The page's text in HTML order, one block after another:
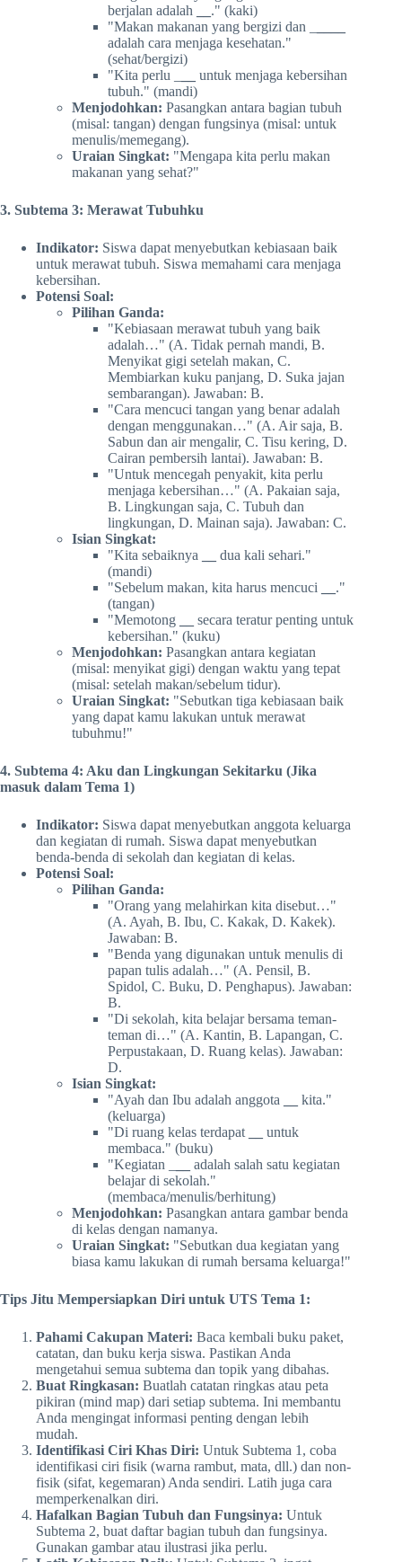
berjalan adalah
." (kaki)
"Makan makanan yang bergizi dan _
adalah cara menjaga kesehatan."
(sehat/bergizi)
"Kita perlu _
untuk menjaga kebersihan
tubuh." (mandi)
Menjodohkan: Pasangkan antara bagian tubuh
(misal: tangan) dengan fungsinya (misal: untuk
menulis/memegang).
Uraian Singkat: "Mengapa kita perlu makan
makanan yang sehat?"
3. Subtema 3: Merawat Tubuhku
Indikator: Siswa dapat menyebutkan kebiasaan baik
untuk merawat tubuh. Siswa memahami cara menjaga
kebersihan.
Potensi Soal:
Pilihan Ganda:
"Kebiasaan merawat tubuh yang baik
adalah…" (A. Tidak pernah mandi, B.
Menyikat gigi setelah makan, C.
Membiarkan kuku panjang, D. Suka jajan
sembarangan). Jawaban: B.
"Cara mencuci tangan yang benar adalah
dengan menggunakan…" (A. Air saja, B.
Sabun dan air mengalir, C. Tisu kering, D.
Cairan pembersih lantai). Jawaban: B.
"Untuk mencegah penyakit, kita perlu
menjaga kebersihan…" (A. Pakaian saja,
B. Lingkungan saja, C. Tubuh dan
lingkungan, D. Mainan saja). Jawaban: C.
Isian Singkat:
"Kita sebaiknya
dua kali sehari."
(mandi)
"Sebelum makan, kita harus mencuci
."
(tangan)
"Memotong
secara teratur penting untuk
kebersihan." (kuku)
Menjodohkan: Pasangkan antara kegiatan
(misal: menyikat gigi) dengan waktu yang tepat
(misal: setelah makan/sebelum tidur).
Uraian Singkat: "Sebutkan tiga kebiasaan baik
yang dapat kamu lakukan untuk merawat
tubuhmu!"
4. Subtema 4: Aku dan Lingkungan Sekitarku (Jika
masuk dalam Tema 1)
Indikator: Siswa dapat menyebutkan anggota keluarga
dan kegiatan di rumah. Siswa dapat menyebutkan
benda-benda di sekolah dan kegiatan di kelas.
Potensi Soal:
Pilihan Ganda:
"Orang yang melahirkan kita disebut…"
(A. Ayah, B. Ibu, C. Kakak, D. Kakek).
Jawaban: B.
"Benda yang digunakan untuk menulis di
papan tulis adalah…" (A. Pensil, B.
Spidol, C. Buku, D. Penghapus). Jawaban:
B.
"Di sekolah, kita belajar bersama teman-
teman di…" (A. Kantin, B. Lapangan, C.
Perpustakaan, D. Ruang kelas). Jawaban:
D.
Isian Singkat:
"Ayah dan Ibu adalah anggota
kita."
(keluarga)
"Di ruang kelas terdapat
untuk
membaca." (buku)
"Kegiatan _
adalah salah satu kegiatan
belajar di sekolah."
(membaca/menulis/berhitung)
Menjodohkan: Pasangkan antara gambar benda
di kelas dengan namanya.
Uraian Singkat: "Sebutkan dua kegiatan yang
biasa kamu lakukan di rumah bersama keluarga!"
Tips Jitu Mempersiapkan Diri untuk UTS Tema 1:
Pahami Cakupan Materi: Baca kembali buku paket,
catatan, dan buku kerja siswa. Pastikan Anda
mengetahui semua subtema dan topik yang dibahas.
Buat Ringkasan: Buatlah catatan ringkas atau peta
pikiran (mind map) dari setiap subtema. Ini membantu
Anda mengingat informasi penting dengan lebih
mudah.
Identifikasi Ciri Khas Diri: Untuk Subtema 1, coba
identifikasi ciri fisik (warna rambut, mata, dll.) dan non-
fisik (sifat, kegemaran) Anda sendiri. Latih juga cara
memperkenalkan diri.
Hafalkan Bagian Tubuh dan Fungsinya: Untuk
Subtema 2, buat daftar bagian tubuh dan fungsinya.
Gunakan gambar atau ilustrasi jika perlu.